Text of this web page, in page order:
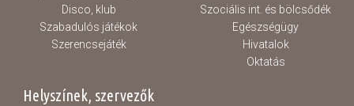
Disco, klub
Szabadulós játékok
Szerencsejáték
Szociális int. és bölcsődék
Egészségügy
Hivatalok
Oktatás
Helyszínek, szervezők